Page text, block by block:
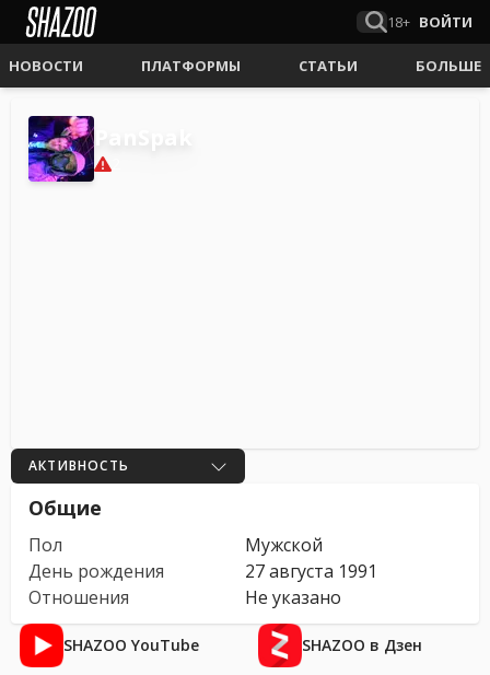
18+ ВОЙТИ
НОВОСТИ ПЛАТФОРМЫ СТАТЬИ БОЛЬШЕ
АКТИВНОСТЬ
Общие
Пол
Мужской
День рождения
27 августа 1991
Отношения
Не указано
SHAZOO YouTube SHAZOO в Дзен